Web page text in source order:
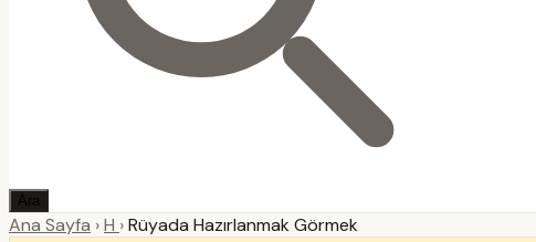
Ara
Ana Sayfa ›H ›Rüyada Hazırlanmak Görmek